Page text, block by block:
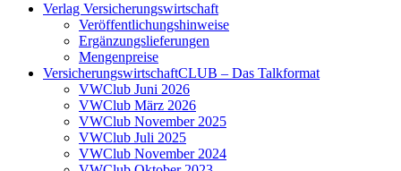
Verlag Versicherungswirtschaft
Veröffentlichungshinweise
Ergänzungslieferungen
Mengenpreise
VersicherungswirtschaftCLUB – Das Talkformat
VWClub Juni 2026
VWClub März 2026
VWClub November 2025
VWClub Juli 2025
VWClub November 2024